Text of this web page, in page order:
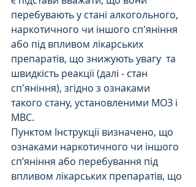
перебувають у стані алкогольного,
наркотичного чи іншого сп'яніння
або під впливом лікарських
препаратів, що знижують увагу  та
швидкість реакції (далі - стан
сп'яніння), згідно з ознаками
такого стану, установленими МОЗ і
МВС.
Пунктом Інструкції визначено, що
ознаками наркотичного чи іншого
сп’яніння або перебування під
впливом лікарських препаратів, що